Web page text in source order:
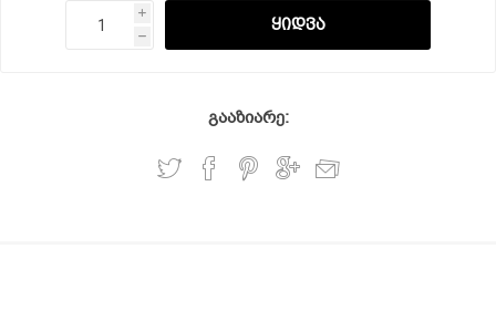
i
h
გააზიარე: